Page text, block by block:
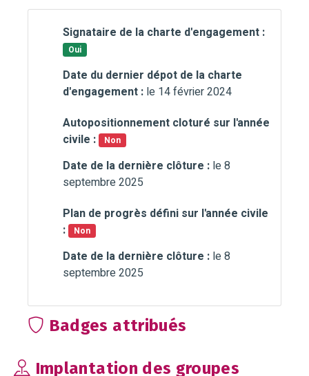
Signataire de la charte d'engagement :
Oui
Date du dernier dépot de la charte
d'engagement : le 14 février 2024
Autopositionnement cloturé sur l'année
civile :
Non
Date de la dernière clôture : le 8
septembre 2025
Plan de progrès défini sur l'année civile
:
Non
Date de la dernière clôture : le 8
septembre 2025
Badges attribués
Implantation des groupes